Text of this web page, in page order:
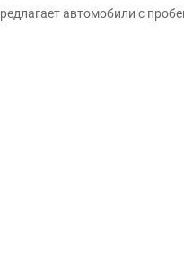
автомобили с